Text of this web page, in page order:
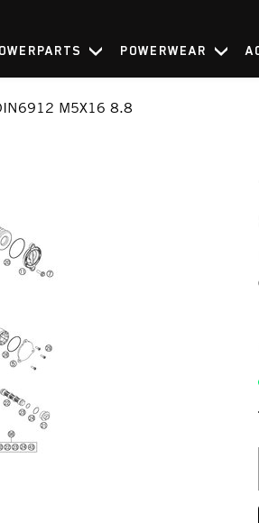
POWERWEAR
M5X16 8.8